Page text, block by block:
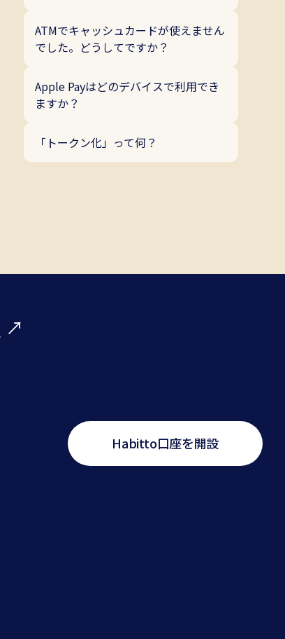
ATMでキャッシュカードが使えません
でした。どうしてですか？
Apple Payはどのデバイスで利用でき
ますか？
「トークン化」って何？
↗
Habitto口座を開設